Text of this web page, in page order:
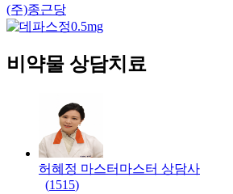
(주)종근당
비약물 상담치료
허혜정 마스터 마스터 상담사
(1515)